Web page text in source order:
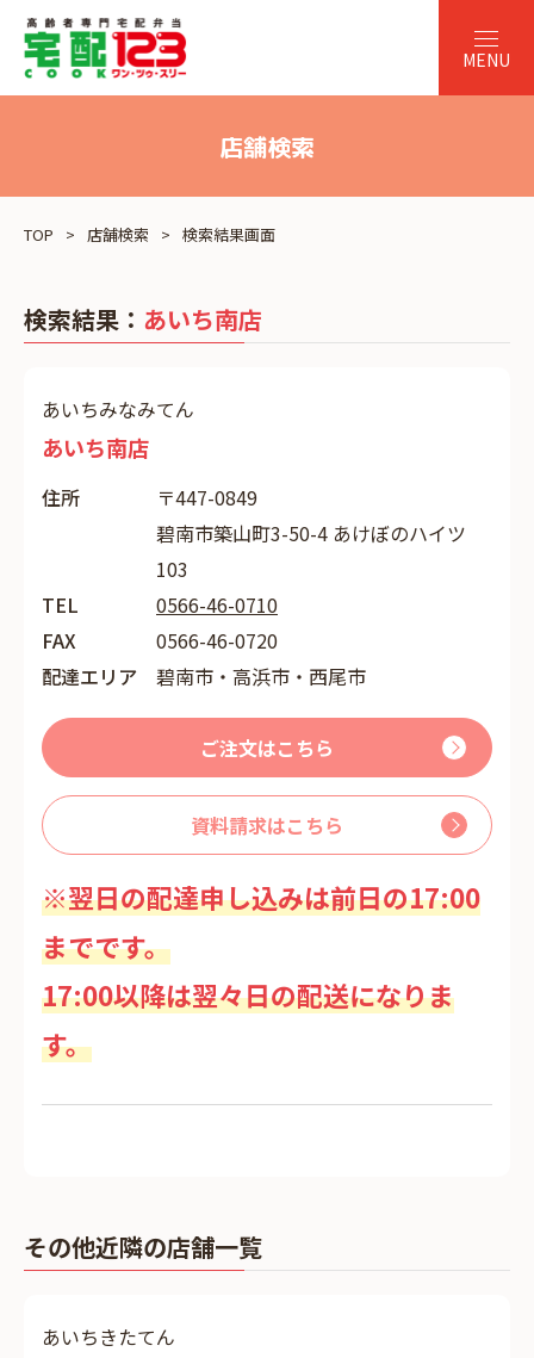
店舗検索
TOP 店舗検索 検索結果画面
検索結果： あいち南店
あいちみなみてん
あいち南店
住所
〒447-0849
碧南市築山町3-50-4 あけぼのハイツ
103
TEL
0566-46-0710
FAX
0566-46-0720
配達エリア
碧南市・高浜市・西尾市
ご注文はこちら
資料請求はこちら
※翌日の配達申し込みは前日の17:00
までです。
17:00以降は翌々日の配送になりま
す。
その他近隣の店舗一覧
あいちきたてん